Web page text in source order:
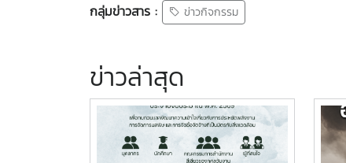
กลุ่มข่าวสาร : ข่าวกิจกรรม
ข่าวล่าสุด